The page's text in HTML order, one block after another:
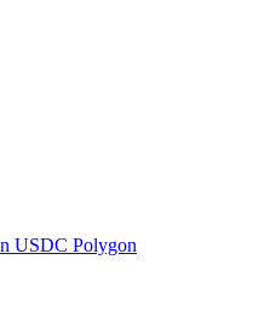
USDC Polygon